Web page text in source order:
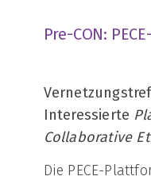
Pre-CON:
Interessierte
Collaborative
Die PECE-